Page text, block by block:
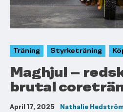
Träning Styrketräning
Maghjul –
brutal
April 17, 2025
Nathalie